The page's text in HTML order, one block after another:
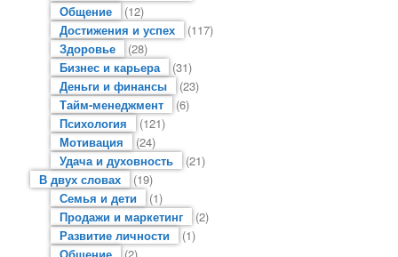
Общение
(12)
Достижения и успех
(117)
Здоровье
(28)
Бизнес и карьера
(31)
Деньги и финансы
(23)
Тайм-менеджмент
(6)
Психология
(121)
Мотивация
(24)
Удача и духовность
(21)
В двух словах
(19)
Семья и дети
(1)
Продажи и маркетинг
(2)
Развитие личности
(1)
Общение
(2)